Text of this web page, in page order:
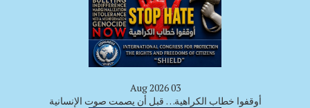
03 Aug 2026
أوقفوا خطاب الكراهية… قبل أن يصمت صوت الإنسانية